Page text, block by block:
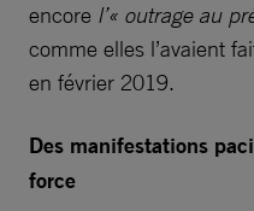
encore l’« outrage au
comme elles l’avaient
en février 2019.
Des manifestations
force